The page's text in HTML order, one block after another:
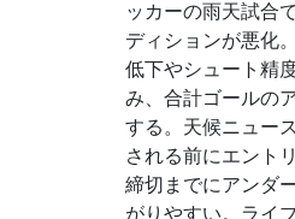
ッカーの雨天試合
ディションが悪化
低下やシュート精
み、合計ゴールの
する。天候ニュー
される前にエント
締切までにアンダ
がりやすい。ライ